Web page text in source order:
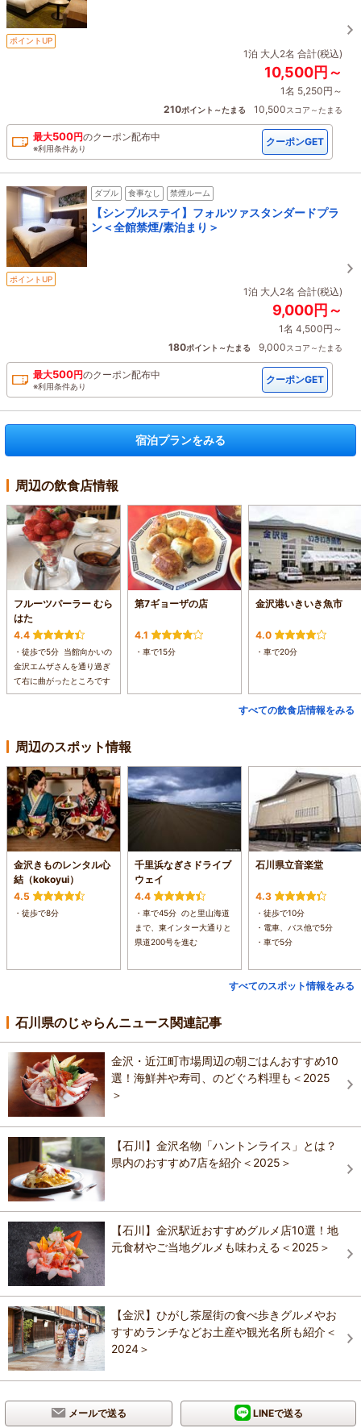
ポイントUP
1泊 大人2名 合計(税込)
10,500円～
1名 5,250円～
210ポイント～たまる 10,500スコア～たまる
最大500円のクーポン配布中
※利用条件あり
クーポンGET
ダブル 食事なし 禁煙ルーム
【シンプルステイ】フォルツァスタンダードプラ
ン＜全館禁煙/素泊まり＞
ポイントUP
1泊 大人2名 合計(税込)
9,000円～
1名 4,500円～
180ポイント～たまる 9,000スコア～たまる
最大500円のクーポン配布中
※利用条件あり
クーポンGET
宿泊プランをみる
周辺の飲食店情報
フルーツパーラー むら
はた
4.4
・徒歩で5分 当館向かいの
金沢エムザさんを通り過ぎ
て右に曲がったところです
第7ギョーザの店
4.1
・車で15分
金沢港いきいき魚市
4.0
・車で20分
すべての飲食店情報をみる
周辺のスポット情報
金沢きものレンタル心
結（kokoyui）
4.5
・徒歩で8分
千里浜なぎさドライブ
ウェイ
4.4
・車で45分 のと里山海道
まで、東インター大通りと
県道200号を進む
石川県立音楽堂
4.3
・徒歩で10分
・電車、バス他で5分
・車で5分
すべてのスポット情報をみる
石川県のじゃらんニュース関連記事
金沢・近江町市場周辺の朝ごはんおすすめ10
選！海鮮丼や寿司、のどぐろ料理も＜2025
＞
【石川】金沢名物「ハントンライス」とは？
県内のおすすめ7店を紹介＜2025＞
【石川】金沢駅近おすすめグルメ店10選！地
元食材やご当地グルメも味わえる＜2025＞
【金沢】ひがし茶屋街の食べ歩きグルメやお
すすめランチなどお土産や観光名所も紹介＜
2024＞
メールで送る LINEで送る